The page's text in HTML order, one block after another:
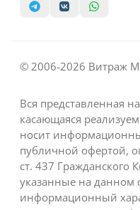
© 2006-2026 Витраж
Вся представленная
касающаяся
носит
публичной офертой,
ст. 437 Гражданского
указанные на данном
информационный